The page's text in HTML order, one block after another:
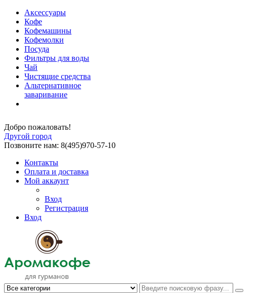
Аксессуары
Кофе
Кофемашины
Кофемолки
Посуда
Фильтры для воды
Чай
Чистящие средства
Альтернативное
заваривание
Добро пожаловать!
Другой город
Позвоните нам: 8(495)970-57-10
Контакты
Оплата и доставка
Мой аккаунт
Вход
Регистрация
Вход